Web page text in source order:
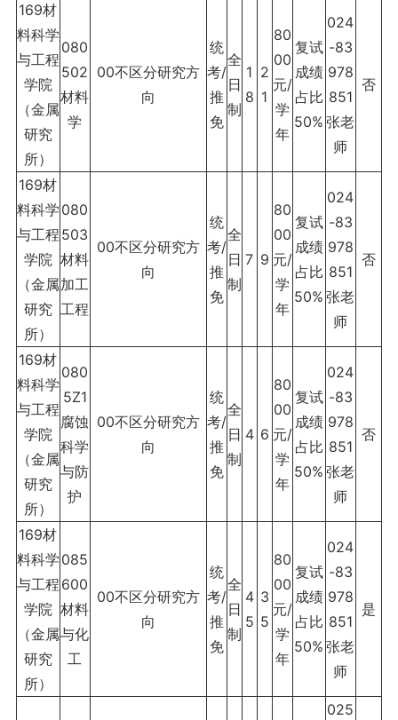
169材
料科学
与工程
学院
（金属
研究
所）
080
502
材料
学
00不区分研究方
向
统
考/
推
免
全
日
制
1
8
2
1
80
00
元/
学
年
复试
成绩
占比
50%
024
-83
978
851
张老
师
否
169材
料科学
与工程
学院
（金属
研究
所）
080
503
材料
加工
工程
00不区分研究方
向
统
考/
推
免
全
日
制
7 9
80
00
元/
学
年
复试
成绩
占比
50%
024
-83
978
851
张老
师
否
169材
料科学
与工程
学院
（金属
研究
所）
080
5Z1
腐蚀
科学
与防
护
00不区分研究方
向
统
考/
推
免
全
日
制
4 6
80
00
元/
学
年
复试
成绩
占比
50%
024
-83
978
851
张老
师
否
169材
料科学
与工程
学院
（金属
研究
所）
085
600
材料
与化
工
00不区分研究方
向
统
考/
推
免
全
日
制
4
5
3
5
80
00
元/
学
年
复试
成绩
占比
50%
024
-83
978
851
张老
师
是
025